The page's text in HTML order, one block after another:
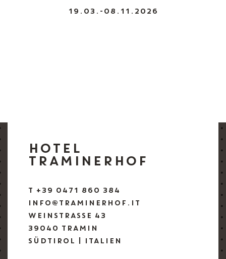
19.03.-08.11.2026
HOTEL
TRAMINERHOF
T +39 0471 860 384
INFO@TRAMINERHOF.IT
WEINSTRASSE 43
39040 TRAMIN
SÜDTIROL | ITALIEN